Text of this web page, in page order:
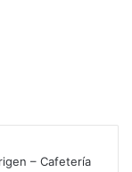
– Cafetería